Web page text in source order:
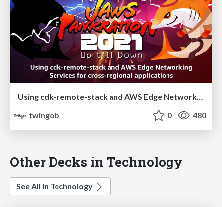
Using cdk-remote-stack and AWS Edge Networking Services for cross-regional applications
twingob
0 480
Other Decks in Technology
See All in Technology